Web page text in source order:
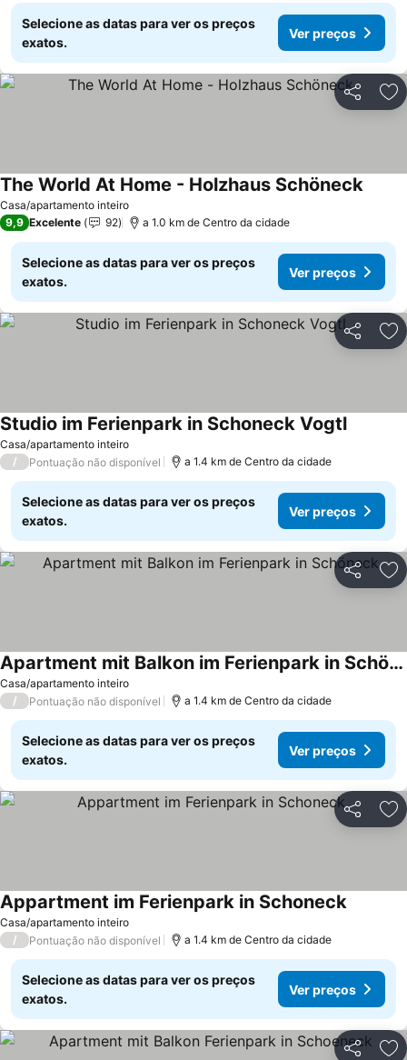
Selecione as datas para ver os preços
exatos.
Ver preços
Partilhar
Casa/apartamento inteiro
The World At Home - Holzhaus SchöneckVer
9,9 Excelente 92 a 1.0 km de Centro da cidade
Selecione as datas para ver os preços
exatos.
Ver preços
Partilhar
Casa/apartamento inteiro
Studio im Ferienpark in Schoneck VogtlVer
/ Pontuação não disponível a 1.4 km de Centro da cidade
Selecione as datas para ver os preços
exatos.
Ver preços
Partilhar
Casa/apartamento inteiro
Apartment mit Balkon im Ferienpark in Schöneck
Ver preços
/ Pontuação não disponível a 1.4 km de Centro da cidade
Selecione as datas para ver os preços
exatos.
Ver preços
Partilhar
Casa/apartamento inteiro
Appartment im Ferienpark in SchoneckVer
/ Pontuação não disponível a 1.4 km de Centro da cidade
Selecione as datas para ver os preços
exatos.
Ver preços
Partilhar